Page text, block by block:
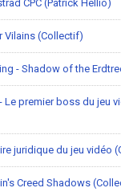
CPC (Patrick Hellio)
Vilains (Collectif)
- Shadow of the
Le premier boss du jeu
juridique du jeu vidéo
Creed Shadows